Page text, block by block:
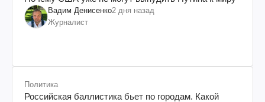
Вадим Денисенко2 дня назад
Журналист
Политика
Российская баллистика бьет по городам. Какой